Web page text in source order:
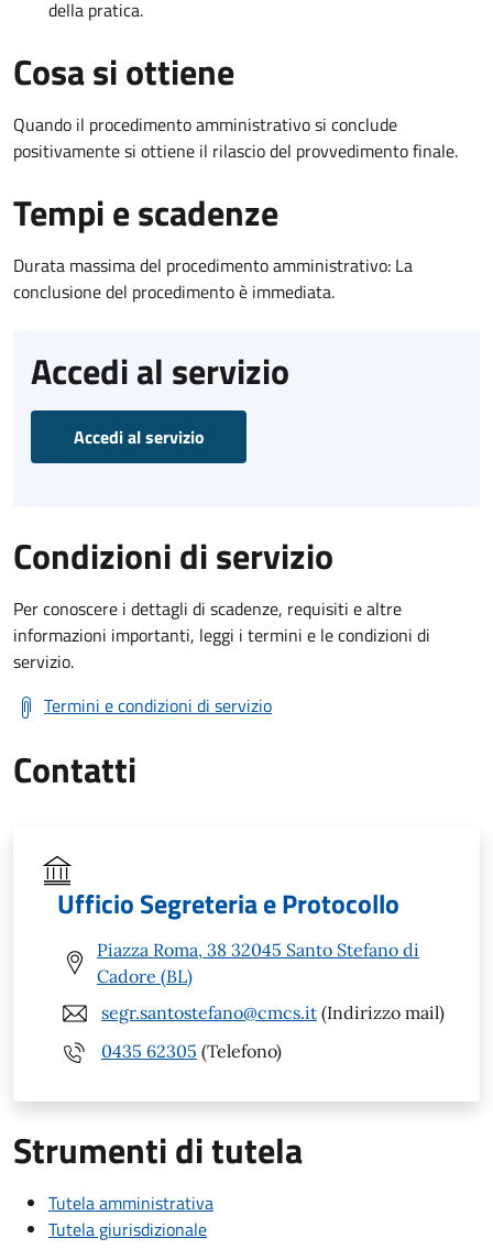
della pratica.
Cosa si ottiene
Quando il procedimento amministrativo si conclude
positivamente si ottiene il rilascio del provvedimento finale.
Tempi e scadenze
Durata massima del procedimento amministrativo: La
conclusione del procedimento è immediata.
Accedi al servizio
Accedi al servizio
Condizioni di servizio
Per conoscere i dettagli di scadenze, requisiti e altre
informazioni importanti, leggi i termini e le condizioni di
servizio.
Termini e condizioni di servizio
Contatti
Ufficio Segreteria e Protocollo
Piazza Roma, 38 32045 Santo Stefano di
Cadore (BL)
segr.santostefano@cmcs.it (Indirizzo mail)
0435 62305 (Telefono)
Strumenti di tutela
Tutela amministrativa
Tutela giurisdizionale